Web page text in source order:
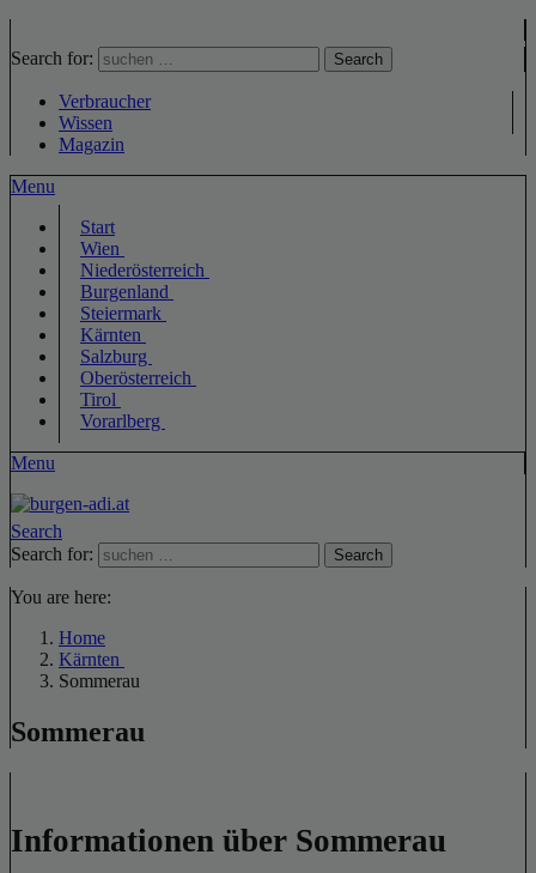
Search for: Search
Verbraucher
Wissen
Magazin
Menu
Start
Wien
Niederösterreich
Burgenland
Steiermark
Kärnten
Salzburg
Oberösterreich
Tirol
Vorarlberg
Menu
Search
Search for:
Search
You are here:
Home
Kärnten
Sommerau
Sommerau
Informationen über Sommerau